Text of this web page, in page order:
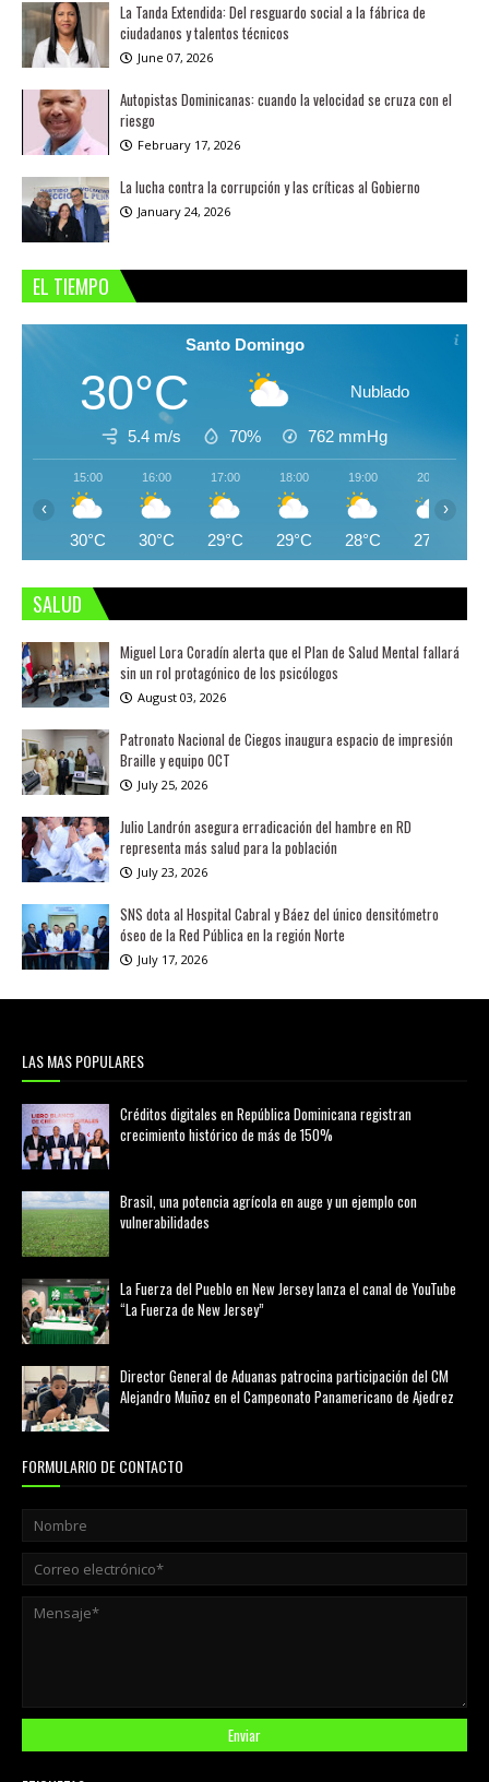
La Tanda Extendida: Del resguardo social a la fábrica de
ciudadanos y talentos técnicos
June 07, 2026
Autopistas Dominicanas: cuando la velocidad se cruza con el
riesgo
February 17, 2026
La lucha contra la corrupción y las críticas al Gobierno
January 24, 2026
EL TIEMPO
Santo Domingo
30°C Nublado
5.4 m/s 70% 762 mmHg
15:00
30°C
16:00
30°C
17:00
29°C
18:00
29°C
19:00
28°C
20:00
27°C
‹ ›
SALUD
Miguel Lora Coradín alerta que el Plan de Salud Mental fallará
sin un rol protagónico de los psicólogos
August 03, 2026
Patronato Nacional de Ciegos inaugura espacio de impresión
Braille y equipo OCT
July 25, 2026
Julio Landrón asegura erradicación del hambre en RD
representa más salud para la población
July 23, 2026
SNS dota al Hospital Cabral y Báez del único densitómetro
óseo de la Red Pública en la región Norte
July 17, 2026
LAS MAS POPULARES
Créditos digitales en República Dominicana registran
crecimiento histórico de más de 150%
Brasil, una potencia agrícola en auge y un ejemplo con
vulnerabilidades
La Fuerza del Pueblo en New Jersey lanza el canal de YouTube
“La Fuerza de New Jersey”
Director General de Aduanas patrocina participación del CM
Alejandro Muñoz en el Campeonato Panamericano de Ajedrez
FORMULARIO DE CONTACTO